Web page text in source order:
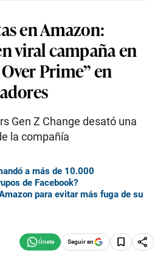
en Amazon:
viral campaña en
Prime” en
Gen Z Change desató una
la compañía
a más de 10.000
de Facebook?
para evitar más fuga de su
Seguir en